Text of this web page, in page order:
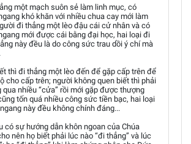
một mạch suôn sẻ làm linh mục, có
khó khăn với nhiều chua cay mới làm
đi thẳng một lèo đậu cái cử nhân và có
mới được cái bằng đại học, hai loại đi
này đều là do công sức trau dồi ý chí mà
thì đi thẳng một lèo đến để gặp cấp trên để
cho cấp trên; người không quen biết thì phải
nhiều “cửa” rồi mới gặp được thượng
tốn quá nhiều công sức tiền bạc, hai loại
này đều không chính đáng...
có sự hướng dẫn khôn ngoan của Chúa
nên họ biết phải lúc nào “đi thẳng” và lúc